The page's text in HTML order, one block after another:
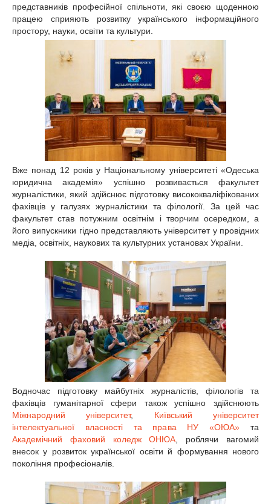
представників професійної спільноти, які своєю щоденною
працею сприяють розвитку українського інформаційного
простору, науки, освіти та культури.
Вже понад 12 років у Національному університеті «Одеська
юридична академія» успішно розвивається факультет
журналістики, який здійснює підготовку висококваліфікованих
фахівців у галузях журналістики та філології. За цей час
факультет став потужним освітнім і творчим осередком, а
його випускники гідно представляють університет у провідних
медіа, освітніх, наукових та культурних установах України.
Водночас підготовку майбутніх журналістів, філологів та
фахівців гуманітарної сфери також успішно здійснюють
Міжнародний університет, Київський університет
інтелектуальної власності та права НУ «ОЮА» та
Академічний фаховий коледж ОНЮА , роблячи вагомий
внесок у розвиток української освіти й формування нового
покоління професіоналів.